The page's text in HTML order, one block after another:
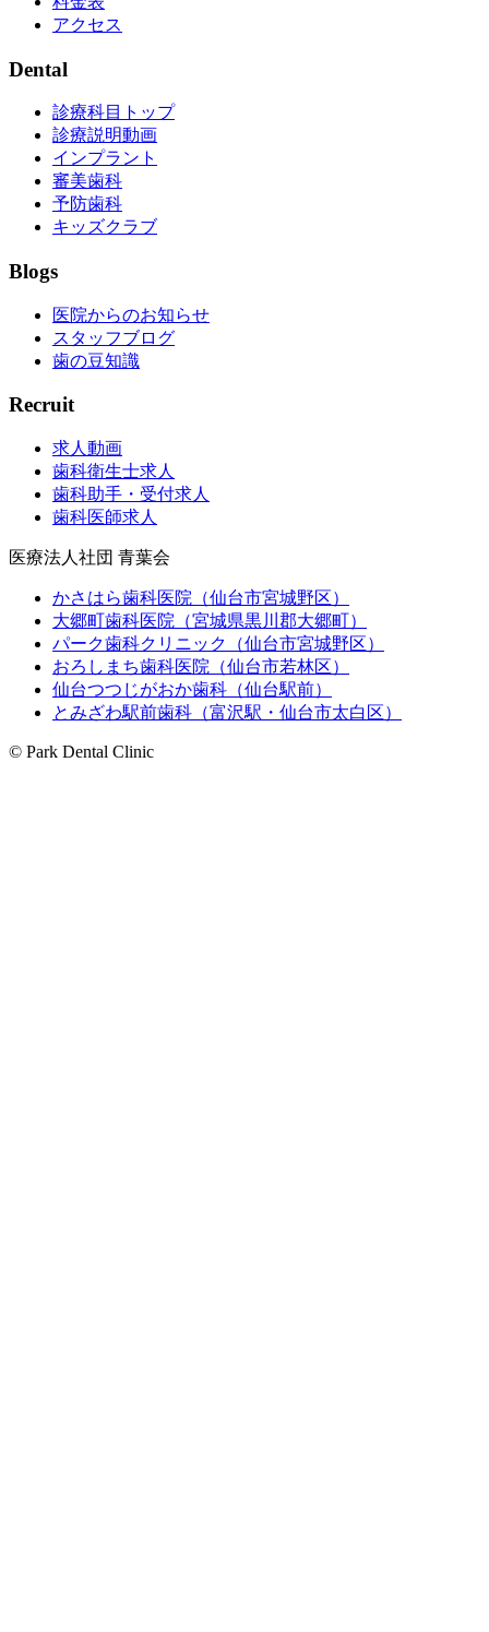
アクセス
Dental
診療科目トップ
診療説明動画
インプラント
審美歯科
予防歯科
キッズクラブ
Blogs
医院からのお知らせ
スタッフブログ
歯の豆知識
Recruit
求人動画
歯科衛生士求人
歯科助手・受付求人
歯科医師求人
医療法人社団 青葉会
かさはら歯科医院（仙台市宮城野区）
大郷町歯科医院（宮城県黒川郡大郷町）
パーク歯科クリニック（仙台市宮城野区）
おろしまち歯科医院（仙台市若林区）
仙台つつじがおか歯科（仙台駅前）
とみざわ駅前歯科（富沢駅・仙台市太白区）
© Park Dental Clinic